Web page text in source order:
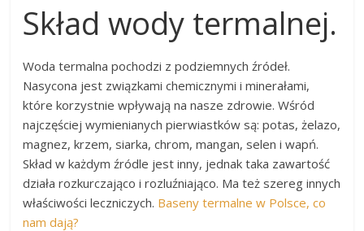
Skład wody termalnej.
Woda termalna pochodzi z podziemnych źródeł.
Nasycona jest związkami chemicznymi i minerałami,
które korzystnie wpływają na nasze zdrowie. Wśród
najczęściej wymienianych pierwiastków są: potas, żelazo,
magnez, krzem, siarka, chrom, mangan, selen i wapń.
Skład w każdym źródle jest inny, jednak taka zawartość
działa rozkurczająco i rozluźniająco. Ma też szereg innych
właściwości leczniczych. Baseny termalne w Polsce, co
nam dają?